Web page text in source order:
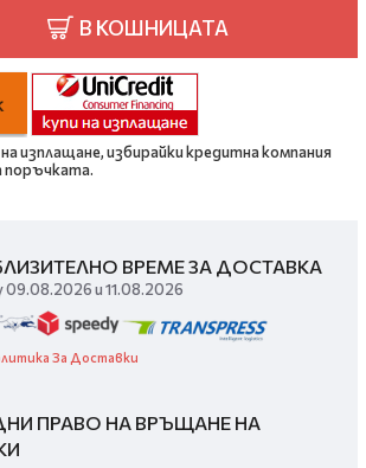
В КОШНИЦАТА
изплащане, избирайки кредитна компания
поръчката.
ВРЕМЕ ЗА ДОСТАВКА
и 11.08.2026
За Доставки
ПРАВО НА ВРЪЩАНЕ НА